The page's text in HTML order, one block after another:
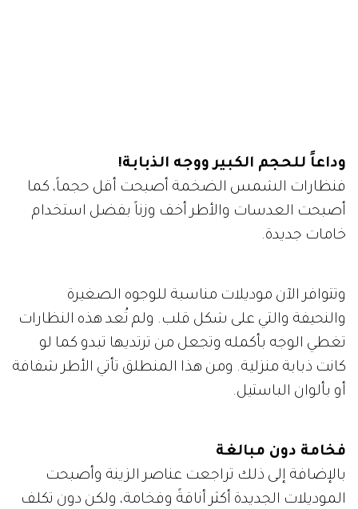
وداعاً للحجم الكبير ووجه الذبابة!
فنظارات الشمس الضخمة أصبحت أقل حجماً، كما
أصبحت العدسات والأطر أخف وزناً بفضل استخدام
خامات جديدة.
وتتوافر الآن موديلات مناسبة للوجوه الصغيرة
والنحيفة والتي على شكل قلب. ولم تُعد هذه النظارات
تغطي الوجه بأكمله وتجعل من ترتديها تبدو كما لو
كانت ذبابة منزلية. ومن هذا المنطلق تأتي الأطر شفافة
أو بألوان الباستيل.
فخامة دون مبالغة
بالإضافة إلى ذلك تراجعت عناصر الزينة وأصبحت
الموديلات الجديدة أكثر أناقةً وفخامة، ولكن دون تكلف